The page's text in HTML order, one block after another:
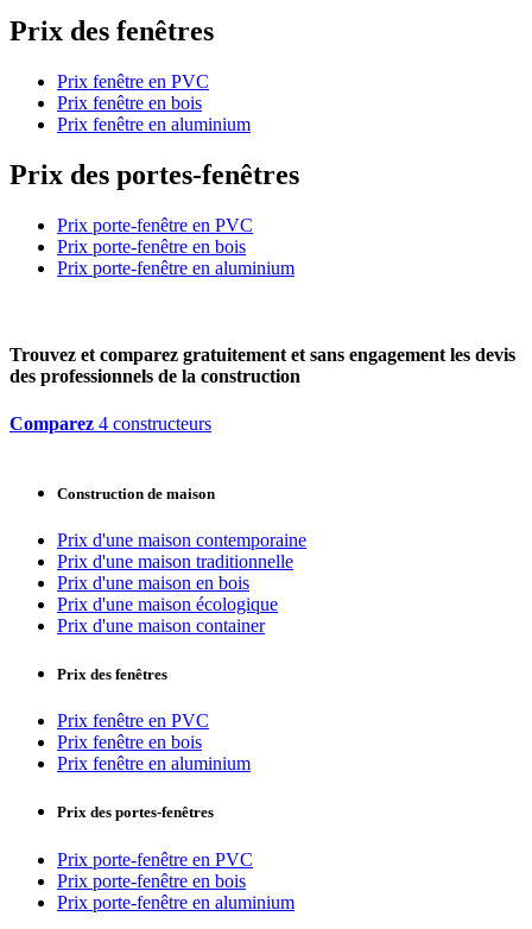
Prix des fenêtres
Prix fenêtre en PVC
Prix fenêtre en bois
Prix fenêtre en aluminium
Prix des portes-fenêtres
Prix porte-fenêtre en PVC
Prix porte-fenêtre en bois
Prix porte-fenêtre en aluminium
Trouvez et comparez gratuitement et sans engagement les devis
des professionnels de la construction
Comparez 4 constructeurs
Construction de maison
Prix d'une maison contemporaine
Prix d'une maison traditionnelle
Prix d'une maison en bois
Prix d'une maison écologique
Prix d'une maison container
Prix des fenêtres
Prix fenêtre en PVC
Prix fenêtre en bois
Prix fenêtre en aluminium
Prix des portes-fenêtres
Prix porte-fenêtre en PVC
Prix porte-fenêtre en bois
Prix porte-fenêtre en aluminium